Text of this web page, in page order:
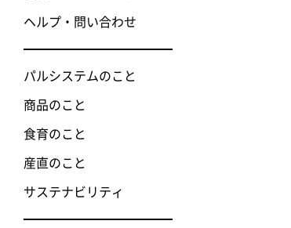
ヘルプ・問い合わせ
パルシステムのこと
商品のこと
食育のこと
産直のこと
サステナビリティ